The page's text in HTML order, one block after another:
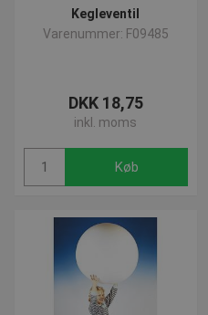
Kegleventil
Varenummer: F09485
DKK 18,75
inkl. moms
Køb